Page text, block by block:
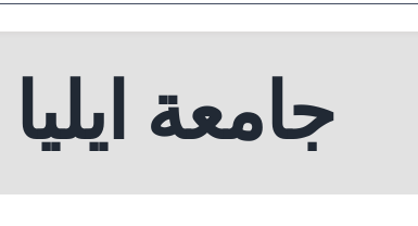
جامعة ايليا